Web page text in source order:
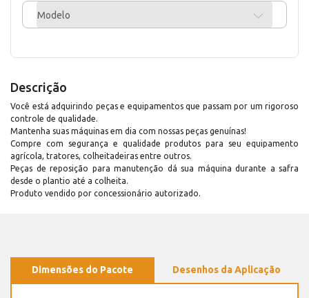
Modelo
Descrição
Você está adquirindo peças e equipamentos que passam por um rigoroso
controle de qualidade.
Mantenha suas máquinas em dia com nossas peças genuínas!
Compre com segurança e qualidade produtos para seu equipamento
agrícola, tratores, colheitadeiras entre outros.
Peças de reposição para manutenção dá sua máquina durante a safra
desde o plantio até a colheita.
Produto vendido por concessionário autorizado.
Dimensões do Pacote Desenhos da Aplicação